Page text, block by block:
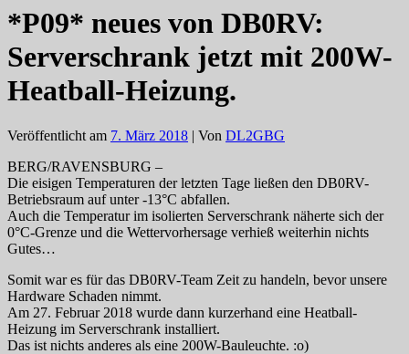
*P09* neues von DB0RV:
Serverschrank jetzt mit 200W-
Heatball-Heizung.
Veröffentlicht am 7. März 2018 | Von DL2GBG
BERG/RAVENSBURG –
Die eisigen Temperaturen der letzten Tage ließen den DB0RV-
Betriebsraum auf unter -13°C abfallen.
Auch die Temperatur im isolierten Serverschrank näherte sich der
0°C-Grenze und die Wettervorhersage verhieß weiterhin nichts
Gutes…
Somit war es für das DB0RV-Team Zeit zu handeln, bevor unsere
Hardware Schaden nimmt.
Am 27. Februar 2018 wurde dann kurzerhand eine Heatball-
Heizung im Serverschrank installiert.
Das ist nichts anderes als eine 200W-Bauleuchte. :o)